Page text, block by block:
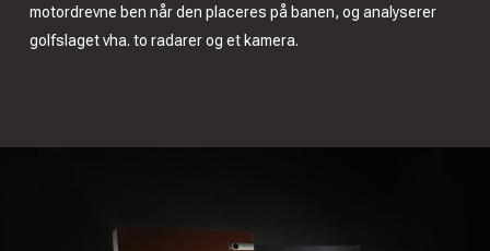
motordrevne ben når den placeres på banen, og analyserer
golfslaget vha. to radarer og et kamera.